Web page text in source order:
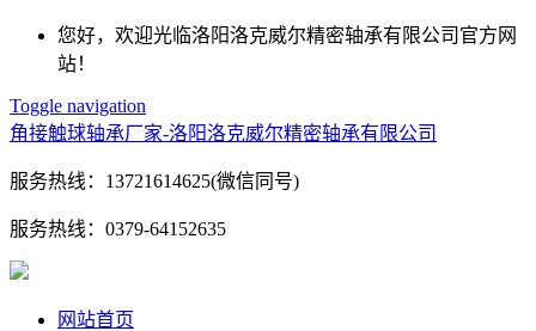
您好，欢迎光临洛阳洛克威尔精密轴承有限公司官方网
站！
Toggle navigation
角接触球轴承厂家-洛阳洛克威尔精密轴承有限公司
服务热线： 13721614625(微信同号)
服务热线： 0379-64152635
网站首页